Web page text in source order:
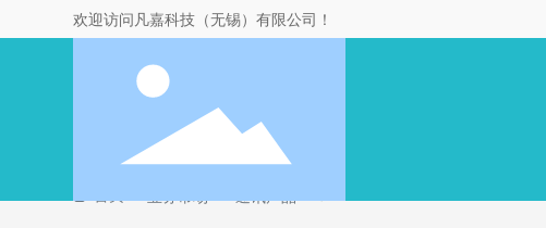
欢迎访问凡嘉科技（无锡）有限公司！